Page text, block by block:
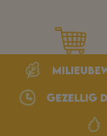
Gezellig